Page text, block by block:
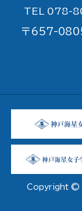
TEL 078-
〒657-
Copyright ©